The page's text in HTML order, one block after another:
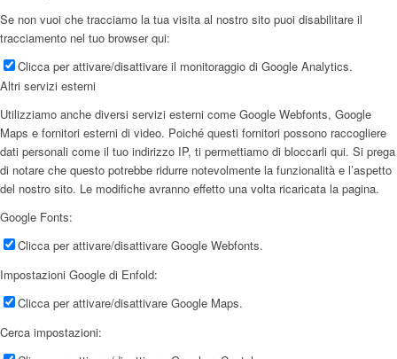
Se non vuoi che tracciamo la tua visita al nostro sito puoi disabilitare il
tracciamento nel tuo browser qui:
Clicca per attivare/disattivare il monitoraggio di Google Analytics.
Altri servizi esterni
Utilizziamo anche diversi servizi esterni come Google Webfonts, Google
Maps e fornitori esterni di video. Poiché questi fornitori possono raccogliere
dati personali come il tuo indirizzo IP, ti permettiamo di bloccarli qui. Si prega
di notare che questo potrebbe ridurre notevolmente la funzionalità e l’aspetto
del nostro sito. Le modifiche avranno effetto una volta ricaricata la pagina.
Google Fonts:
Clicca per attivare/disattivare Google Webfonts.
Impostazioni Google di Enfold:
Clicca per attivare/disattivare Google Maps.
Cerca impostazioni: